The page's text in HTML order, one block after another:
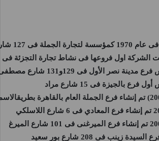
فى عام 1970 كمؤسسة لتجارة الجملة فى 127 شارع النزهة